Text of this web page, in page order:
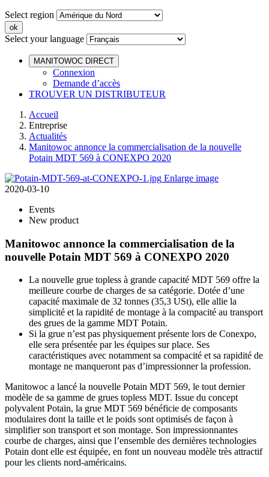
Select region
Select your language
MANITOWOC DIRECT
Connexion
Demande d’accès
TROUVER UN DISTRIBUTEUR
Accueil
Entreprise
Actualités
Manitowoc annonce la commercialisation de la nouvelle
Potain MDT 569 à CONEXPO 2020
Enlarge image
2020-03-10
Events
New product
Manitowoc annonce la commercialisation de la
nouvelle Potain MDT 569 à CONEXPO 2020
La nouvelle grue topless à grande capacité MDT 569 offre la
meilleure courbe de charges de sa catégorie. Dotée d’une
capacité maximale de 32 tonnes (35,3 USt), elle allie la
simplicité et la rapidité de montage à la compacité au transport
des grues de la gamme MDT Potain.
Si la grue n’est pas physiquement présente lors de Conexpo,
elle sera présentée par les équipes sur place. Ses
caractéristiques avec notamment sa compacité et sa rapidité de
montage ne manqueront pas d’impressionner la profession.
Manitowoc a lancé la nouvelle Potain MDT 569, le tout dernier
modèle de sa gamme de grues topless MDT. Issue du concept
polyvalent Potain, la grue MDT 569 bénéficie de composants
modulaires dont la taille et le poids sont optimisés de façon à
simplifier son transport et son montage. Son impressionnantes
courbe de charges, ainsi que l’ensemble des dernières technologies
Potain dont elle est équipée, en font un nouveau modèle très attractif
pour les clients nord-américains.